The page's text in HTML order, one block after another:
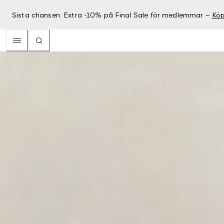
Sista chansen: Extra -10% på Final Sale för medlemmar –